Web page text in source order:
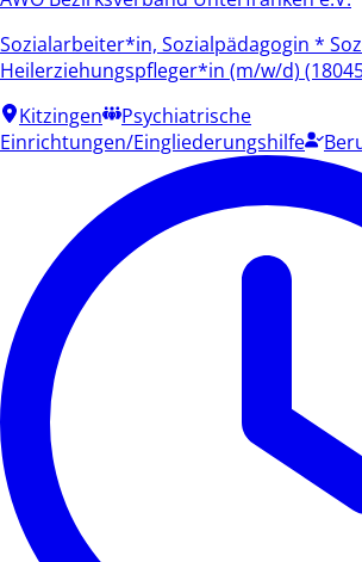
Sozialarbeiter*in, Sozialpädagogin *
Heilerziehungspfleger*in (m/w/d)
Kitzingen
Psychiatrische
Einrichtungen/Eingliederungshilfe